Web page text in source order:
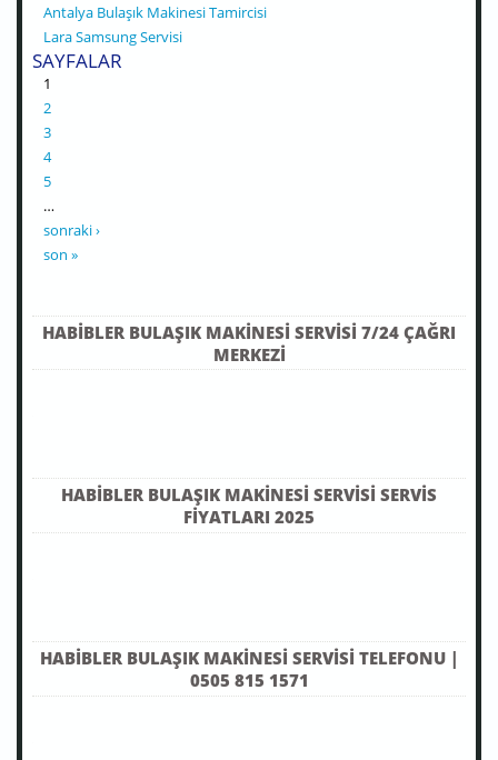
Antalya Bulaşık Makinesi Tamircisi
Lara Samsung Servisi
SAYFALAR
1
2
3
4
5
…
sonraki ›
son »
HABIBLER BULAŞIK MAKINESI SERVISI 7/24 ÇAĞRI
MERKEZI
HABIBLER BULAŞIK MAKINESI SERVISI SERVIS
FIYATLARI 2025
HABIBLER BULAŞIK MAKINESI SERVISI TELEFONU |
0505 815 1571